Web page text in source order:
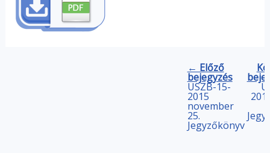
← Előző
bejegyzés
ÜSZB-15-
2015
november
25.
Jegyzőkönyv